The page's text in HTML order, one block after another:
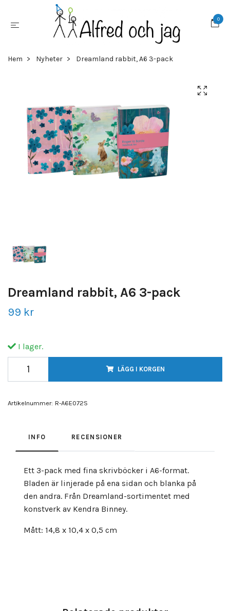
0
Hem Nyheter Dreamland rabbit, A6 3-pack
Dreamland rabbit, A6 3-pack
99 kr
I lager.
LÄGG I KORGEN
Artikelnummer: R-A6E072S
INFO RECENSIONER
Ett 3-pack med fina skrivböcker i A6-format.
Bladen är linjerade på ena sidan och blanka på
den andra. Från Dreamland-sortimentet med
konstverk av Kendra Binney.
Mått: 14,8 x 10,4 x 0,5 cm